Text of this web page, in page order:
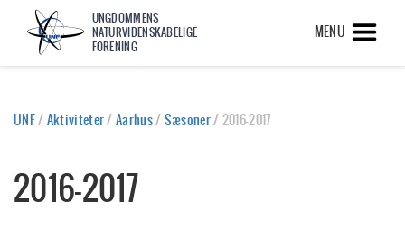
UNGDOMMENS
NATURVIDENSKABELIGE
FORENING
MENU
UNF/Aktiviteter/Aarhus/Sæsoner/2016-2017
2016-2017